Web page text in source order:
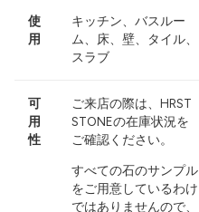
使
用
キッチン、バスルー
ム、床、壁、タイル、
スラブ
可
用
性
ご来店の際は、HRST
STONEの在庫状況を
ご確認ください。
すべての石のサンプル
をご用意しているわけ
ではありませんので、